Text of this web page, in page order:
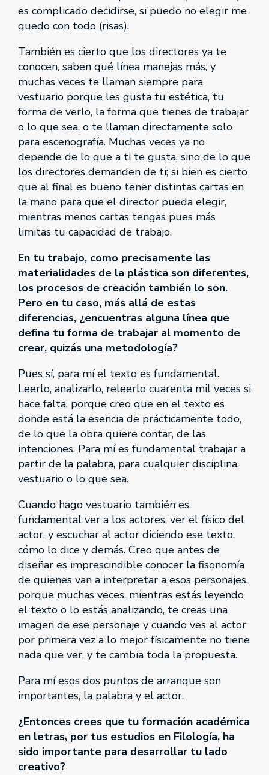
es complicado decidirse, si puedo no elegir me
quedo con todo (risas).
También es cierto que los directores ya te
conocen, saben qué línea manejas más, y
muchas veces te llaman siempre para
vestuario porque les gusta tu estética, tu
forma de verlo, la forma que tienes de trabajar
o lo que sea, o te llaman directamente solo
para escenografía. Muchas veces ya no
depende de lo que a ti te gusta, sino de lo que
los directores demanden de ti; si bien es cierto
que al final es bueno tener distintas cartas en
la mano para que el director pueda elegir,
mientras menos cartas tengas pues más
limitas tu capacidad de trabajo.
En tu trabajo, como precisamente las
materialidades de la plástica son diferentes,
los procesos de creación también lo son.
Pero en tu caso, más allá de estas
diferencias, ¿encuentras alguna línea que
defina tu forma de trabajar al momento de
crear, quizás una metodología?
Pues sí, para mí el texto es fundamental.
Leerlo, analizarlo, releerlo cuarenta mil veces si
hace falta, porque creo que en el texto es
donde está la esencia de prácticamente todo,
de lo que la obra quiere contar, de las
intenciones. Para mí es fundamental trabajar a
partir de la palabra, para cualquier disciplina,
vestuario o lo que sea.
Cuando hago vestuario también es
fundamental ver a los actores, ver el físico del
actor, y escuchar al actor diciendo ese texto,
cómo lo dice y demás. Creo que antes de
diseñar es imprescindible conocer la fisonomía
de quienes van a interpretar a esos personajes,
porque muchas veces, mientras estás leyendo
el texto o lo estás analizando, te creas una
imagen de ese personaje y cuando ves al actor
por primera vez a lo mejor físicamente no tiene
nada que ver, y te cambia toda la propuesta.
Para mí esos dos puntos de arranque son
importantes, la palabra y el actor.
¿Entonces crees que tu formación académica
en letras, por tus estudios en Filología, ha
sido importante para desarrollar tu lado
creativo?